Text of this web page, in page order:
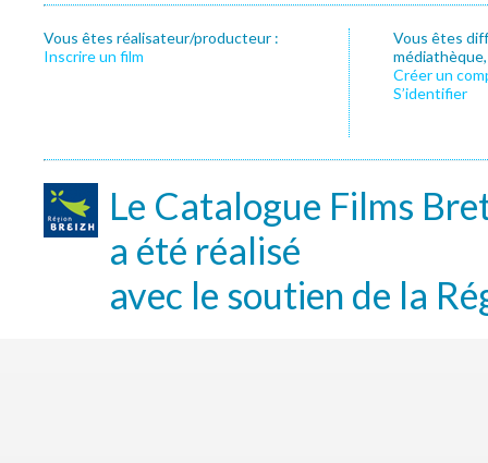
Vous êtes réalisateur/producteur :
Inscrire un film
Vous êtes
Créer un
S’identifier
Le Catalogue Films
a été réalisé
avec le soutien de la